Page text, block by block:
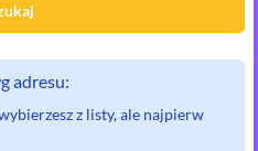
adresu:
z listy, ale najpierw